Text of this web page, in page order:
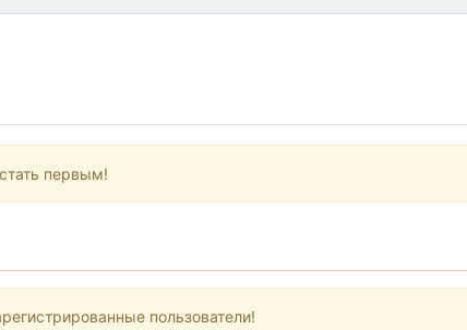
первым!
пользователи!